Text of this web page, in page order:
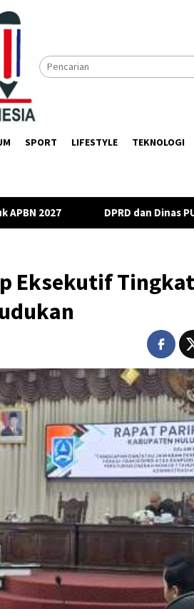
SPORT LIFESTYLE TEKNOLOGI
dan Dinas PUPR Balangan Tinjau
Eksekutif